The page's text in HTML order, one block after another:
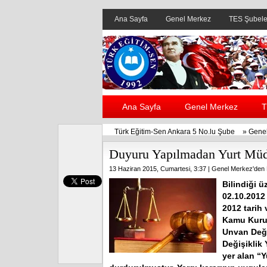
Ana Sayfa Genel Merkez TES
Ana Sayfa Genel Merkez
Türk Eğitim-Sen Ankara 5 No.lu Şube »
Duyuru Yapılmadan Yurt
13 Haziran 2015, Cumartesi, 3:37 | Genel Merkez'den
Bilindiği
2012 tarih
Kamu
Unvan
Değişiklik
yer alan